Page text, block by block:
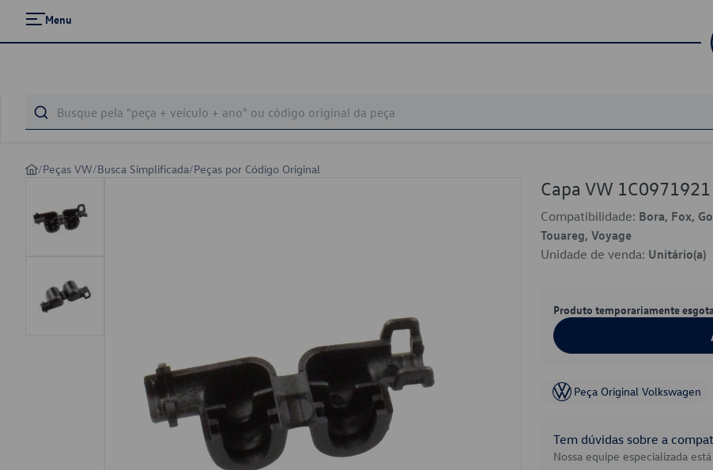
Menu
/Peças VW/Busca Simplificada/Peças por Código Original
Capa VW 1C0971921
Compatibilidade: Bora, Fox,
Touareg, Voyage
Unidade de venda: Unitário(a)
Produto temporariamente
Peça Original Volkswagen
Tem dúvidas sobre a
Nossa equipe especializada